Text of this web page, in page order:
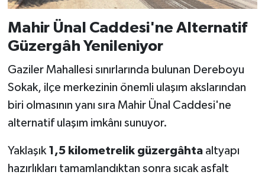
Mahir Ünal Caddesi'ne Alternatif
Güzergâh Yenileniyor
Gaziler Mahallesi sınırlarında bulunan Dereboyu
Sokak, ilçe merkezinin önemli ulaşım akslarından
biri olmasının yanı sıra Mahir Ünal Caddesi'ne
alternatif ulaşım imkânı sunuyor.
Yaklaşık 1,5 kilometrelik güzergâhtaaltyapı
hazırlıkları tamamlandıktan sonra sıcak asfalt
BÖLGEDEN
BİLİM TEKNOLOJİ
ASAYİŞ
SEÇİM 2015
ÇEVRE
BİLİM VE TEKNOLOJİ